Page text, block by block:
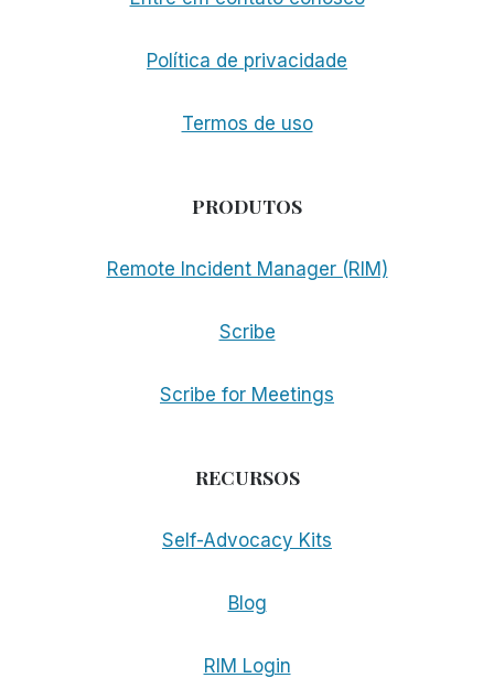
Política de privacidade
Termos de uso
PRODUTOS
Remote Incident Manager (RIM)
Scribe
Scribe for Meetings
RECURSOS
Self-Advocacy Kits
Blog
RIM Login